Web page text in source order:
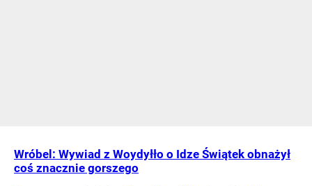
Wróbel: Wywiad z Woydyłło o Idze Świątek obnażył
coś znacznie gorszego